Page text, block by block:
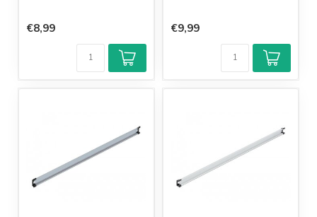
€8,99 €9,99